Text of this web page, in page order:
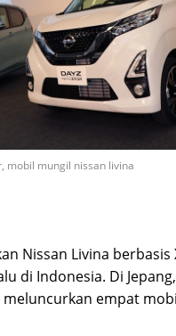
mobil mungil nissan livina
Nissan Livina berbasis
di Indonesia. Di
empat